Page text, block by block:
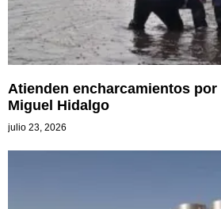
Atienden encharcamientos
Miguel Hidalgo
julio 23, 2026